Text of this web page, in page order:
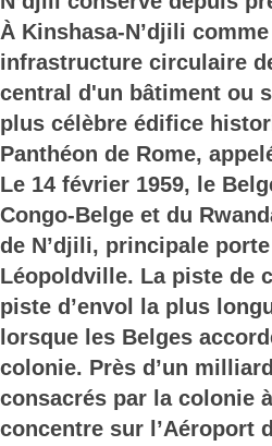
À Kinshasa-N’djili
infrastructure circulaire
central d'un bâtiment ou
plus célèbre édifice
Panthéon de Rome,
Le 14 février 1959, le
Congo-Belge et du
de N’djili, principale
Léopoldville. La piste de
piste d’envol la plus
lorsque les Belges
colonie. Près d’un
consacrés par la colonie
concentre sur l’Aéroport